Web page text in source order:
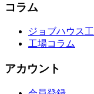
コラム
ジョブハウス
工場コラム
アカウント